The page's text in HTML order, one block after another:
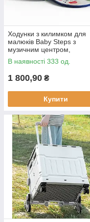
Ходунки з килимком для
малюків Baby Steps з
музичним центром,
бізабордом, піаніно та
Bluetooth підключенням +
В наявності 333 од.
1 800,90 ₴
Купити